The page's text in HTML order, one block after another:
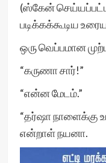
(ஸ்கேன் செய்யப்பட்ட
படிக்கக்கூடிய
ஒரு வெப்பமான
“கருணா சார்!”
“என்ன மேடம்.”
“தர்ஷா நாளைக்கு
என்றாள் நயனா.